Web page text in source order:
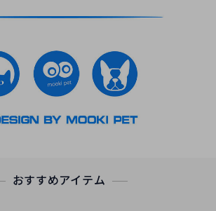
おすすめアイテム